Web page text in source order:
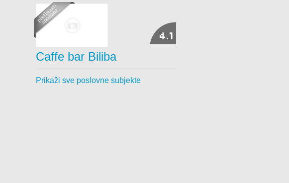
4.1
Caffe bar Biliba
Prikaži sve poslovne subjekte